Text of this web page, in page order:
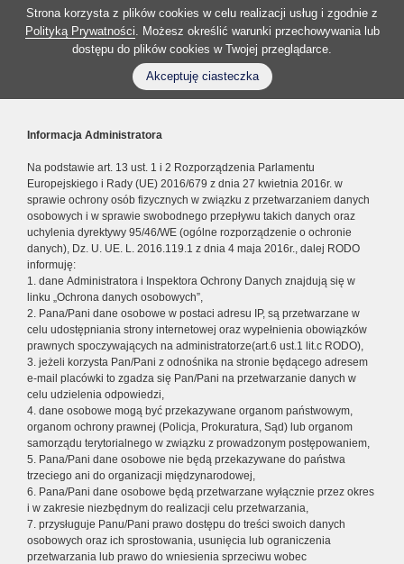
Strona korzysta z plików cookies w celu realizacji usług i zgodnie z
Polityką Prywatności. Możesz określić warunki przechowywania lub
dostępu do plików cookies w Twojej przeglądarce.
Akceptuję ciasteczka
Informacja Administratora
Na podstawie art. 13 ust. 1 i 2 Rozporządzenia Parlamentu
Europejskiego i Rady (UE) 2016/679 z dnia 27 kwietnia 2016r. w
sprawie ochrony osób fizycznych w związku z przetwarzaniem danych
osobowych i w sprawie swobodnego przepływu takich danych oraz
uchylenia dyrektywy 95/46/WE (ogólne rozporządzenie o ochronie
danych), Dz. U. UE. L. 2016.119.1 z dnia 4 maja 2016r., dalej RODO
informuję:
1. dane Administratora i Inspektora Ochrony Danych znajdują się w
linku „Ochrona danych osobowych”,
2. Pana/Pani dane osobowe w postaci adresu IP, są przetwarzane w
celu udostępniania strony internetowej oraz wypełnienia obowiązków
prawnych spoczywających na administratorze(art.6 ust.1 lit.c RODO),
3. jeżeli korzysta Pan/Pani z odnośnika na stronie będącego adresem
e-mail placówki to zgadza się Pan/Pani na przetwarzanie danych w
celu udzielenia odpowiedzi,
4. dane osobowe mogą być przekazywane organom państwowym,
organom ochrony prawnej (Policja, Prokuratura, Sąd) lub organom
samorządu terytorialnego w związku z prowadzonym postępowaniem,
5. Pana/Pani dane osobowe nie będą przekazywane do państwa
trzeciego ani do organizacji międzynarodowej,
6. Pana/Pani dane osobowe będą przetwarzane wyłącznie przez okres
i w zakresie niezbędnym do realizacji celu przetwarzania,
7. przysługuje Panu/Pani prawo dostępu do treści swoich danych
osobowych oraz ich sprostowania, usunięcia lub ograniczenia
przetwarzania lub prawo do wniesienia sprzeciwu wobec